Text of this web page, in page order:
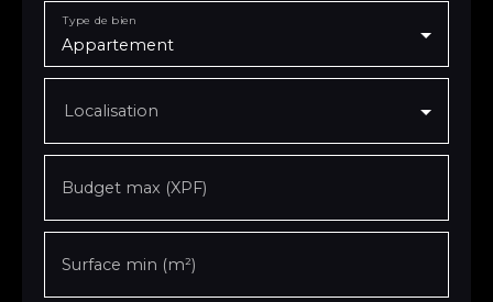
Appartement
Type de bien
Localisation
Budget max (XPF)
Surface min (m²)